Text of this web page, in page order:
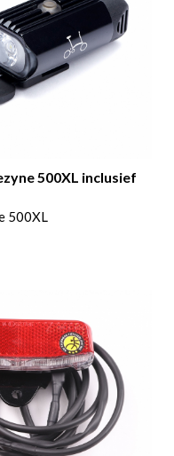
500XL inclusief
500XL